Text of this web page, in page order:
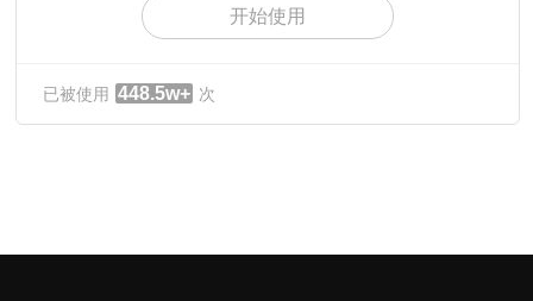
开始使用
已被使用 448.5w+ 次